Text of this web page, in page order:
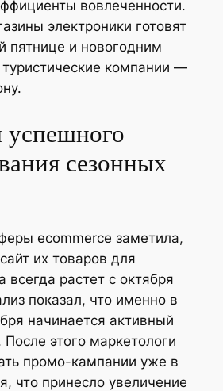
вовлеченности.
электроники готовят
пятнице и новогодним
компании —
сезонных
ecommerce заметила,
их товаров для
всегда растет с октября
показал, что именно в
начинается активный
После этого маркетологи
промо-кампании уже в
что принесло увеличение